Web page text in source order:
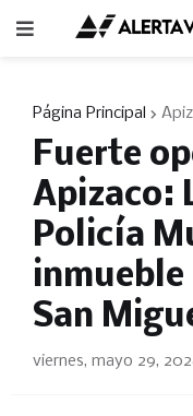
Página Principal
Fuerte
Apizaco:
Policía
inmueble
San
viernes, mayo 29,